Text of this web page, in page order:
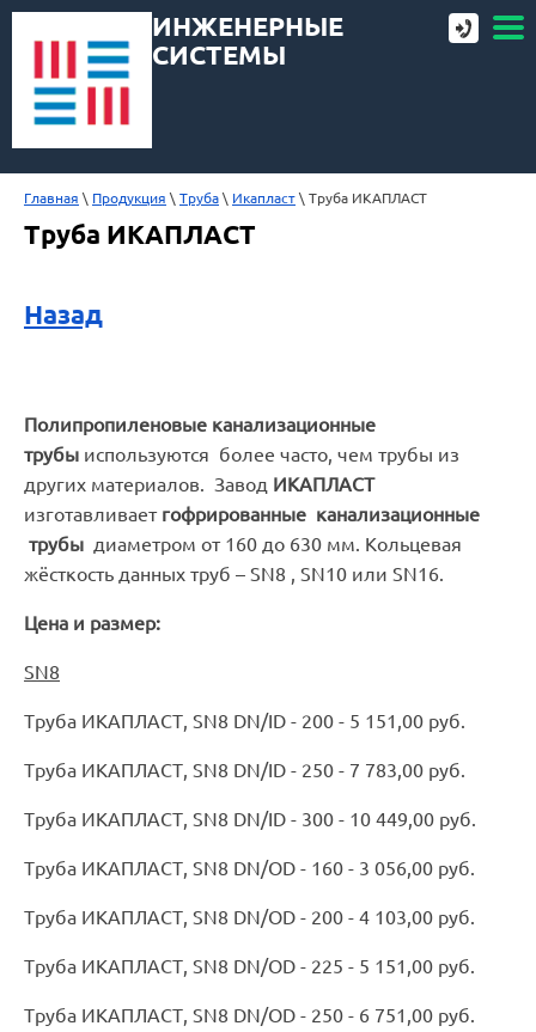
ИНЖЕНЕРНЫЕ
СИСТЕМЫ
Главная \ Продукция \ Труба \ Икапласт \ Труба ИКАПЛАСТ
Труба ИКАПЛАСТ
Назад
Полипропиленовые канализационные
трубы используются более часто, чем трубы из
других материалов. Завод ИКАПЛАСТ
изготавливает гофрированные канализационные
трубы диаметром от 160 до 630 мм. Кольцевая
жёсткость данных труб – SN8 , SN10 или SN16.
Цена и размер:
SN8
Труба ИКАПЛАСТ, SN8 DN/ID - 200 - 5 151,00 руб.
Труба ИКАПЛАСТ, SN8 DN/ID - 250 - 7 783,00 руб.
Труба ИКАПЛАСТ, SN8 DN/ID - 300 - 10 449,00 руб.
Труба ИКАПЛАСТ, SN8 DN/OD - 160 - 3 056,00 руб.
Труба ИКАПЛАСТ, SN8 DN/OD - 200 - 4 103,00 руб.
Труба ИКАПЛАСТ, SN8 DN/OD - 225 - 5 151,00 руб.
Труба ИКАПЛАСТ, SN8 DN/OD - 250 - 6 751,00 руб.